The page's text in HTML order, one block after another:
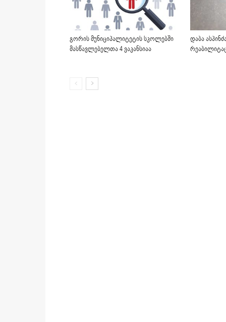
გორის მუნიციპალიტეტის სკოლებში
მასწავლებელთა 4 ვაკანსიაა
დაბა